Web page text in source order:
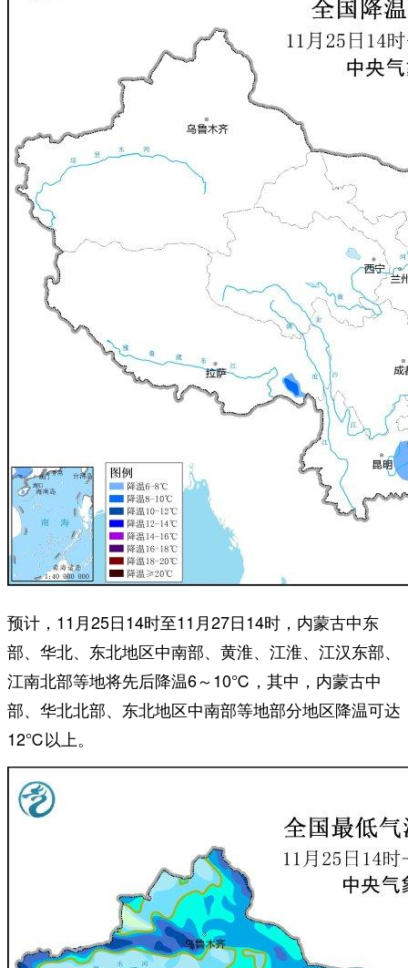
预计，11月25日14时至11月27日14时，内蒙古中东
部、华北、东北地区中南部、黄淮、江淮、江汉东部、
江南北部等地将先后降温6～10℃，其中，内蒙古中
部、华北北部、东北地区中南部等地部分地区降温可达
12℃以上。